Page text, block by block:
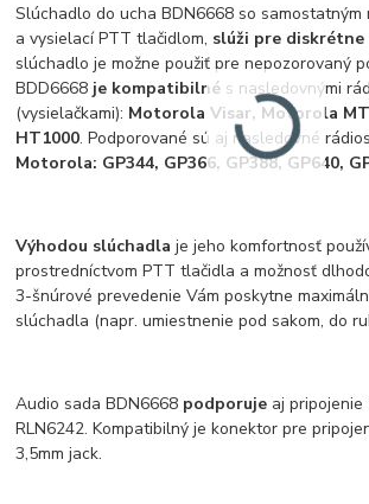
Slúchadlo do ucha BDN6668 so samostatným
a vysielací PTT tlačidlom, slúži pre diskrétne
slúchadlo je možne použiť pre nepozorovaný
BDD6668 je kompatibilné s nasledovnými
(vysielačkami): Motorola Visar, Motorola
HT1000. Podporované sú aj nasledovné
Motorola: GP344, GP366, GP388, GP640,
Výhodou slúchadla je jeho komfortnosť
prostredníctvom PTT tlačidla a možnosť
3-šnúrové prevedenie Vám poskytne
slúchadla (napr. umiestnenie pod sakom, do
Audio sada BDN6668 podporuje aj pripojenie
RLN6242. Kompatibilný je konektor pre
3,5mm jack.